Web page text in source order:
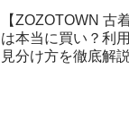
【ZOZOTOWN 古
は本当に買い？利
見分け方を徹底解説